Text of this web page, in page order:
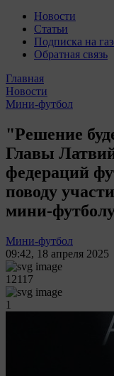
Новости
Статьи
Подписка на
Обратная связь
Главная
Новости
Мини-футбол
"Решение
Главы
федераций
поводу
мини-
Мини-футбол
09:42, 18 апреля 2025
12117
1